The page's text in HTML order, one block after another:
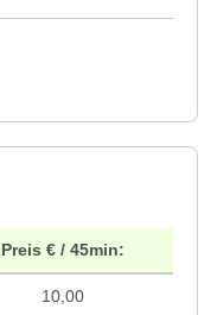
Preis € / 45min:
10,00